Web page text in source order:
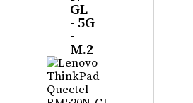
GL
- 5G
-
M.2